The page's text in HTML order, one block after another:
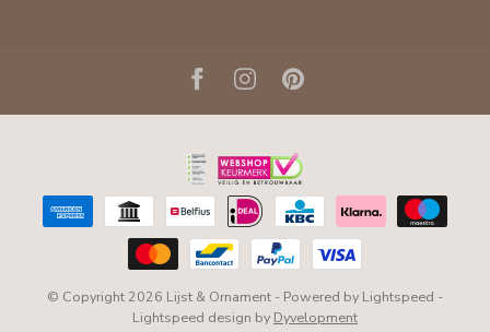
© Copyright 2026 Lijst & Ornament - Powered by Lightspeed -
Lightspeed design by Dyvelopment